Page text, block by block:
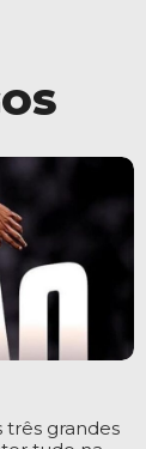
três grandes